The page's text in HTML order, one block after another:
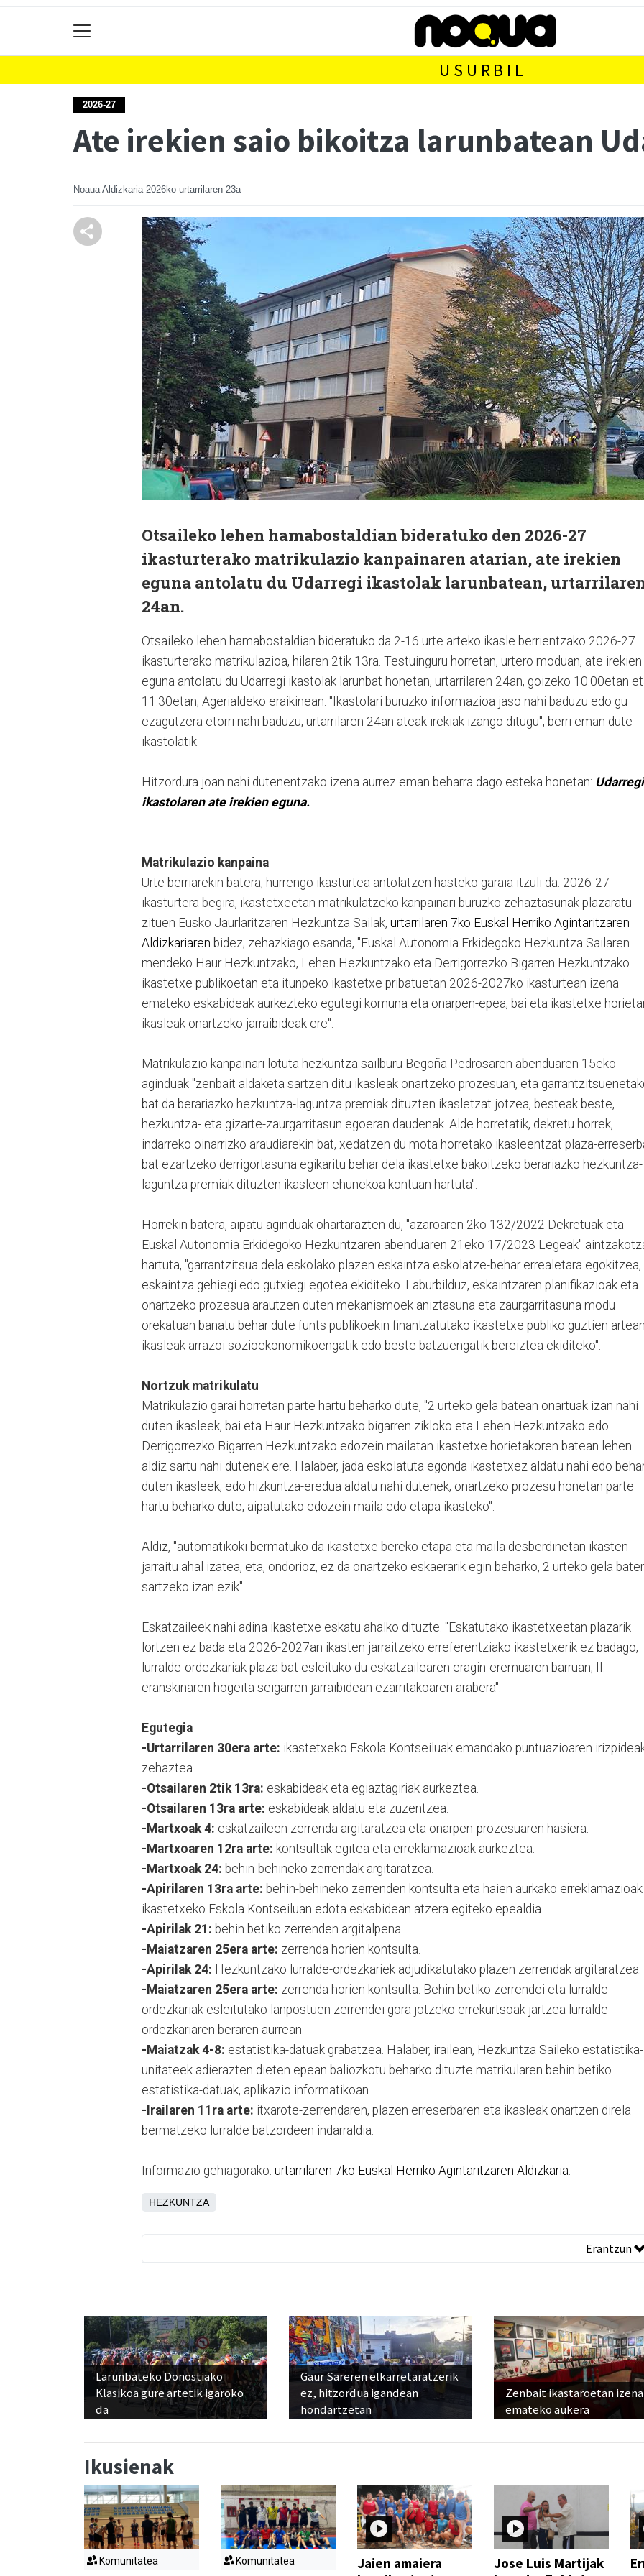
USURBIL
2026-27
Ate irekien saio bikoitza larunbatean
Noaua Aldizkaria 2026ko urtarrilaren 23a
Otsaileko lehen hamabostaldian bideratuko den 2026-27
ikasturterako matrikulazio kanpainaren atarian, ate irekien
eguna antolatu du Udarregi ikastolak larunbatean,
24an.
Otsaileko lehen hamabostaldian bideratuko da 2-16 urte arteko ikasle berrientzako 2026-27
ikasturterako matrikulazioa, hilaren 2tik 13ra. Testuinguru horretan, urtero moduan, ate irekien
eguna antolatu du Udarregi ikastolak larunbat honetan, urtarrilaren 24an, goizeko 10:00etan
11:30etan, Agerialdeko eraikinean. "Ikastolari buruzko informazioa jaso nahi baduzu edo gu
ezagutzera etorri nahi baduzu, urtarrilaren 24an ateak irekiak izango ditugu", berri eman dute
ikastolatik.
Hitzordura joan nahi dutenentzako izena aurrez eman beharra dago esteka honetan: Udarregi
ikastolaren ate irekien eguna.
Matrikulazio kanpaina
Urte berriarekin batera, hurrengo ikasturtea antolatzen hasteko garaia itzuli da. 2026-27
ikasturtera begira, ikastetxeetan matrikulatzeko kanpainari buruzko zehaztasunak plazaratu
zituen Eusko Jaurlaritzaren Hezkuntza Sailak, urtarrilaren 7ko Euskal Herriko Agintaritzaren
Aldizkariaren bidez; zehazkiago esanda, "Euskal Autonomia Erkidegoko Hezkuntza Sailaren
mendeko Haur Hezkuntzako, Lehen Hezkuntzako eta Derrigorrezko Bigarren Hezkuntzako
ikastetxe publikoetan eta itunpeko ikastetxe pribatuetan 2026-2027ko ikasturtean izena
emateko eskabideak aurkezteko egutegi komuna eta onarpen-epea, bai eta ikastetxe
ikasleak onartzeko jarraibideak ere".
Matrikulazio kanpainari lotuta hezkuntza sailburu Begoña Pedrosaren abenduaren 15eko
aginduak "zenbait aldaketa sartzen ditu ikasleak onartzeko prozesuan, eta
bat da berariazko hezkuntza-laguntza premiak dituzten ikasletzat jotzea, besteak beste,
hezkuntza- eta gizarte-zaurgarritasun egoeran daudenak. Alde horretatik, dekretu horrek,
indarreko oinarrizko araudiarekin bat, xedatzen du mota horretako ikasleentzat plaza-
bat ezartzeko derrigortasuna egikaritu behar dela ikastetxe bakoitzeko berariazko hezkuntza-
laguntza premiak dituzten ikasleen ehunekoa kontuan hartuta".
Horrekin batera, aipatu aginduak ohartarazten du, "azaroaren 2ko 132/2022 Dekretuak eta
Euskal Autonomia Erkidegoko Hezkuntzaren abenduaren 21eko 17/2023 Legeak"
hartuta, "garrantzitsua dela eskolako plazen eskaintza eskolatze-behar errealetara egokitzea,
eskaintza gehiegi edo gutxiegi egotea ekiditeko. Laburbilduz, eskaintzaren planifikazioak eta
onartzeko prozesua arautzen duten mekanismoek aniztasuna eta zaurgarritasuna modu
orekatuan banatu behar dute funts publikoekin finantzatutako ikastetxe publiko guztien
ikasleak arrazoi sozioekonomikoengatik edo beste batzuengatik bereiztea ekiditeko".
Nortzuk matrikulatu
Matrikulazio garai horretan parte hartu beharko dute, "2 urteko gela batean onartuak izan nahi
duten ikasleek, bai eta Haur Hezkuntzako bigarren zikloko eta Lehen Hezkuntzako edo
Derrigorrezko Bigarren Hezkuntzako edozein mailatan ikastetxe horietakoren batean lehen
aldiz sartu nahi dutenek ere. Halaber, jada eskolatuta egonda ikastetxez aldatu nahi edo
duten ikasleek, edo hizkuntza-eredua aldatu nahi dutenek, onartzeko prozesu honetan parte
hartu beharko dute, aipatutako edozein maila edo etapa ikasteko".
Aldiz, "automatikoki bermatuko da ikastetxe bereko etapa eta maila desberdinetan ikasten
jarraitu ahal izatea, eta, ondorioz, ez da onartzeko eskaerarik egin beharko, 2 urteko gela
sartzeko izan ezik".
Eskatzaileek nahi adina ikastetxe eskatu ahalko dituzte. "Eskatutako ikastetxeetan plazarik
lortzen ez bada eta 2026-2027an ikasten jarraitzeko erreferentziako ikastetxerik ez badago,
lurralde-ordezkariak plaza bat esleituko du eskatzailearen eragin-eremuaren barruan, II.
eranskinaren hogeita seigarren jarraibidean ezarritakoaren arabera".
Egutegia
-Urtarrilaren 30era arte: ikastetxeko Eskola Kontseiluak emandako puntuazioaren
zehaztea.
-Otsailaren 2tik 13ra: eskabideak eta egiaztagiriak aurkeztea.
-Otsailaren 13ra arte: eskabideak aldatu eta zuzentzea.
-Martxoak 4: eskatzaileen zerrenda argitaratzea eta onarpen-prozesuaren hasiera.
-Martxoaren 12ra arte: kontsultak egitea eta erreklamazioak aurkeztea.
-Martxoak 24: behin-behineko zerrendak argitaratzea.
-Apirilaren 13ra arte: behin-behineko zerrenden kontsulta eta haien aurkako erreklamazioak
ikastetxeko Eskola Kontseiluan edota eskabidean atzera egiteko epealdia.
-Apirilak 21: behin betiko zerrenden argitalpena.
-Maiatzaren 25era arte: zerrenda horien kontsulta.
-Apirilak 24: Hezkuntzako lurralde-ordezkariek adjudikatutako plazen zerrendak argitaratzea.
-Maiatzaren 25era arte: zerrenda horien kontsulta. Behin betiko zerrendei eta lurralde-
ordezkariak esleitutako lanpostuen zerrendei gora jotzeko errekurtsoak jartzea lurralde-
ordezkariaren beraren aurrean.
-Maiatzak 4-8: estatistika-datuak grabatzea. Halaber, irailean, Hezkuntza Saileko estatistika-
unitateek adierazten dieten epean baliozkotu beharko dituzte matrikularen behin betiko
estatistika-datuak, aplikazio informatikoan.
-Irailaren 11ra arte: itxarote-zerrendaren, plazen erreserbaren eta ikasleak onartzen direla
bermatzeko lurralde batzordeen indarraldia.
Informazio gehiagorako: urtarrilaren 7ko Euskal Herriko Agintaritzaren Aldizkaria
HEZKUNTZA
Erantzun
Larunbateko Donostiako
Klasikoa gure artetik igaroko
da
Gaur Sareren elkarretaratzerik
ez, hitzordua igandean
hondartzetan
Zenbait ikastaroetan izena
emateko aukera
Ikusienak
Komunitatea Komunitatea
Jaien amaiera
Jose Luis Martijak